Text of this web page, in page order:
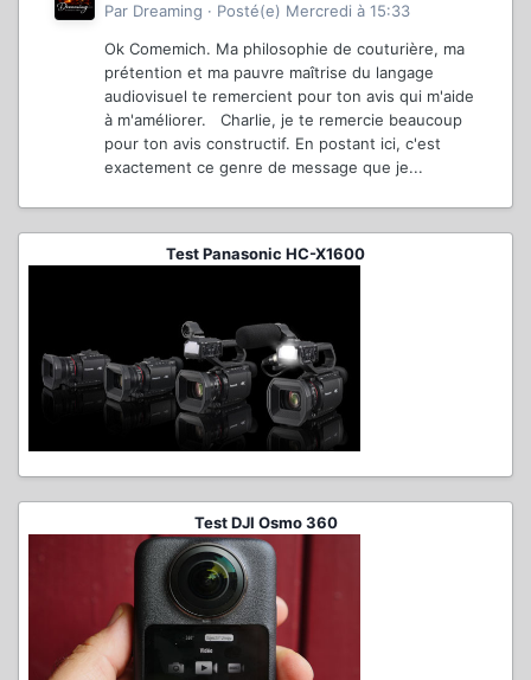
Par Dreaming · Posté(e) Mercredi à 15:33
Ok Comemich. Ma philosophie de couturière, ma
prétention et ma pauvre maîtrise du langage
audiovisuel te remercient pour ton avis qui m'aide
à m'améliorer. Charlie, je te remercie beaucoup
pour ton avis constructif. En postant ici, c'est
exactement ce genre de message que je...
Test Panasonic HC-X1600
Test DJI Osmo 360